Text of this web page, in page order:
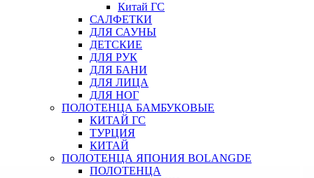
Китай ГС
САЛФЕТКИ
ДЛЯ САУНЫ
ДЕТСКИЕ
ДЛЯ РУК
ДЛЯ БАНИ
ДЛЯ ЛИЦА
ДЛЯ НОГ
ПОЛОТЕНЦА БАМБУКОВЫЕ
КИТАЙ ГС
ТУРЦИЯ
КИТАЙ
ПОЛОТЕНЦА ЯПОНИЯ BOLANGDE
ПОЛОТЕНЦА